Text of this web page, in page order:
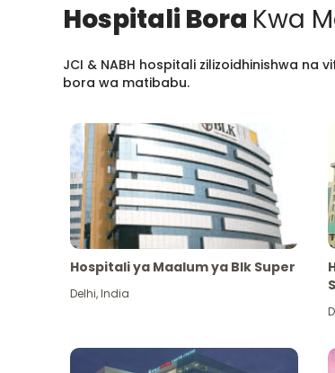
Hospitali Bora Kwa
JCI & NABH hospitali zilizoidhinishwa
bora wa matibabu.
Hospitali ya Maalum ya Blk Super
Delhi,India